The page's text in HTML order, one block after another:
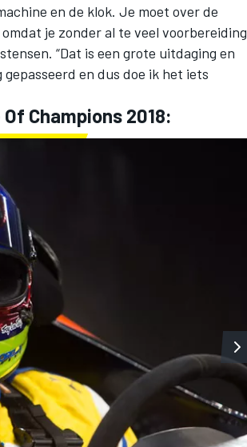
en de klok. Je moet over de
je zonder al te veel voorbereiding
“Dat is een grote uitdaging en
en dus doe ik het iets
Champions 2018: